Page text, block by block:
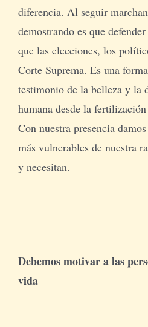
diferencia. Al seguir
demostrando es que
que las elecciones, los
Corte Suprema. Es una
testimonio de la belleza y la
humana desde la
Con nuestra presencia
más vulnerables de nuestra
y necesitan.
Debemos motivar a las
vida